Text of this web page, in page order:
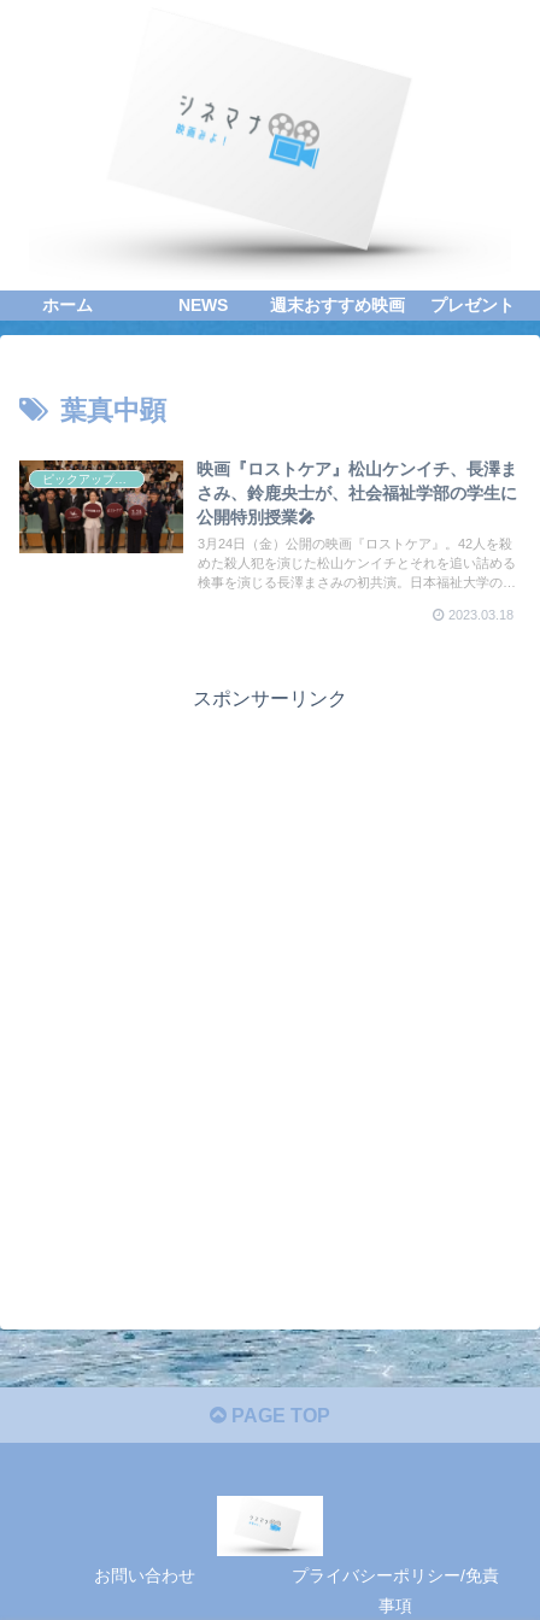
ホーム NEWS 週末おすすめ映画 プレゼント
葉真中顕
ピックアップシネマ
映画『ロストケア』松山ケンイチ、長澤ま
さみ、鈴鹿央士が、社会福祉学部の学生に
公開特別授業🎤
3月24日（金）公開の映画『ロストケア』。42人を殺
めた殺人犯を演じた松山ケンイチとそれを追い詰める
検事を演じる長澤まさみの初共演。日本福祉大学の学
などが登壇し、介護の問題に関心を持つことの大切さ
2023.03.18
スポンサーリンク
PAGE TOP
お問い合わせ
プライバシーポリシー/免責
事項